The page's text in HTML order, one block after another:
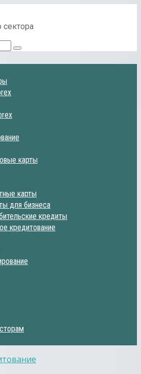
сектора
карты
карты
для бизнеса
кредиты
кредитование